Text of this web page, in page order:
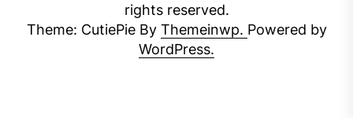
rights reserved.
Theme: CutiePie By Themeinwp. Powered by
WordPress.